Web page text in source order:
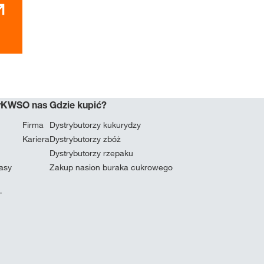
O nas
Firma
Kariera
Gdzie kupić?
Dystrybutorzy kukurydzy
Dystrybutorzy zbóż
Dystrybutorzy rzepaku
Zakup nasion buraka cukrowego